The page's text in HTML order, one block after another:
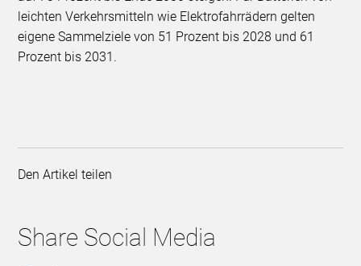
leichten Verkehrsmitteln wie Elektrofahrrädern gelten
eigene Sammelziele von 51 Prozent bis 2028 und 61
Prozent bis 2031.
Den Artikel teilen
Share Social Media